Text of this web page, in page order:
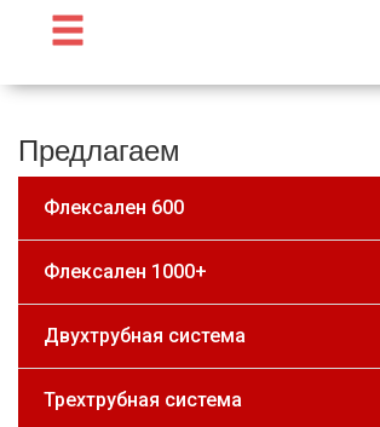
Предлагаем
Флексален 600
Флексален 1000+
Двухтрубная система
Трехтрубная система